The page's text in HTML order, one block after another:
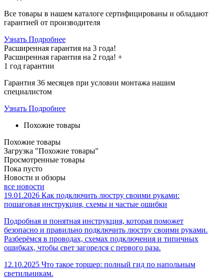
Все товары в нашем каталоге сертифицированы и обладают
гарантией от производителя
Узнать Подробнее
Расширенная гарантия на 3 года!
Расширенная гарантия на 2 года! +
1 год гарантии
Гарантия 36 месяцев при условии монтажа нашим
специалистом
Узнать Подробнее
Похожие товары
Похожие товары
Загрузка "Похожие товары"
Просмотренные товары
Пока пусто
Новости и обзоры
все новости
19.01.2026 Как подключить люстру своими руками:
пошаговая инструкция, схемы и частые ошибки
Подробная и понятная инструкция, которая поможет
безопасно и правильно подключить люстру своими руками.
Разберёмся в проводах, схемах подключения и типичных
ошибках, чтобы свет загорелся с первого раза.
12.10.2025 Что такое торшер: полный гид по напольным
светильникам.